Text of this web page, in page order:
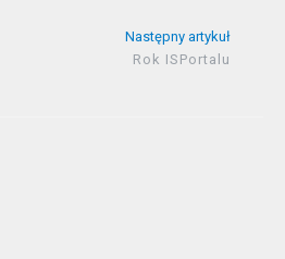
Następny artykuł
Rok ISPortalu